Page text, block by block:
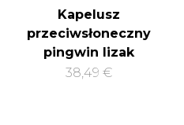
Kapelusz
przeciwsłoneczny
pingwin lizak
38,49 €